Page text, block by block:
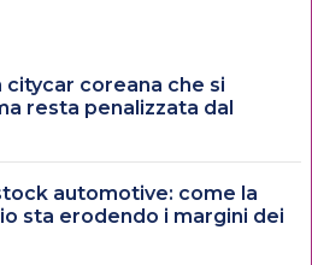
citycar coreana che si
resta penalizzata dal
automotive: come la
sta erodendo i margini dei